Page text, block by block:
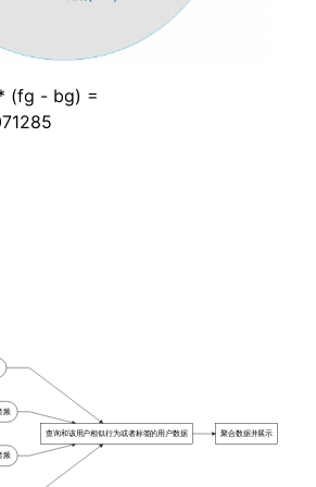
(fg - bg) =
频
频
查询和该用户相似行为或者标签的用户数据 聚合数据并展示